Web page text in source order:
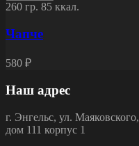
260 гр. 85 ккал.
Чапче
580 ₽
Наш адрес
г. Энгельс, ул. Маяковского,
дом 111 корпус 1